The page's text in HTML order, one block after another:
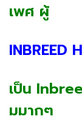
เพศ ผู้
​INBREED
เป็น
มมากๆ